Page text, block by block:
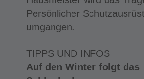
Persönlicher
umgangen.
TIPPS UND INFOS
Auf den Winter folgt das